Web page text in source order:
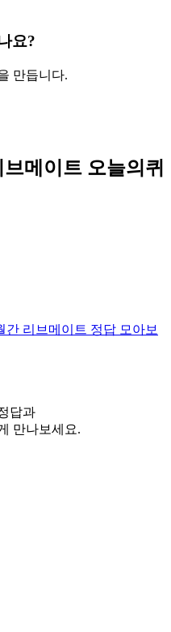
요?
만듭니다.
브메이트 오늘의퀴
간 리브메이트 정답 모아보
답과
만나보세요.